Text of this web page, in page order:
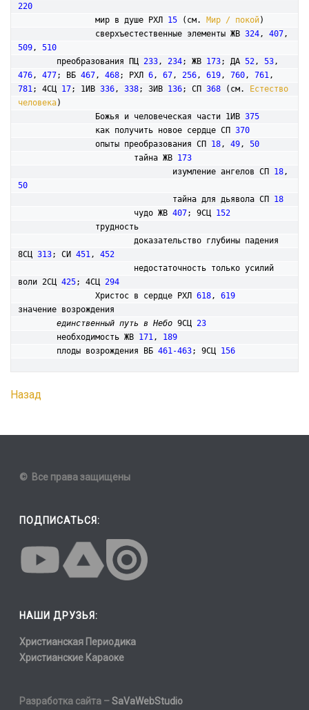
220
		мир в душе РХЛ
15 (см. Мир / покой)
		сверхъестественные элементы ЖВ
324, 407
509, 510
	преобразования ПЦ
233, 234; ЖВ 173; ДА 52, 53
476, 477; ВБ 467, 468; РХЛ 6, 67, 256, 619, 760, 761
781; 4СЦ 17; 1ИВ 336, 338; 3ИВ 136; СП 368 (см.
Естество
человека)
		Божья и человеческая части 1ИВ
375
		как получить новое сердце СП
370
		опыты преобразования СП
18, 49, 50
			тайна ЖВ
173
				изумление ангелов СП
18
50
				тайна для дьявола СП
18
			чудо ЖВ
407; 9СЦ 152
8СЦ 313; СИ 451, 452
воли 2СЦ 425; 4СЦ 294
		Христос в сердце РХЛ
618, 619
значение возрождения
единственный путь в Небо 9СЦ 23
	необходимость ЖВ
171, 189
	плоды возрождения ВБ
461-463; 9СЦ 156
Назад
© Все права защищены
ПОДПИСАТЬСЯ:
НАШИ ДРУЗЬЯ:
Христианская Периодика
Христианские Караоке
Разработка сайта –SaVaWebStudio